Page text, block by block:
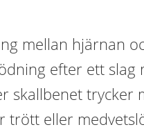
mellan hjärnan
efter ett slag
skallbenet trycker
trött eller